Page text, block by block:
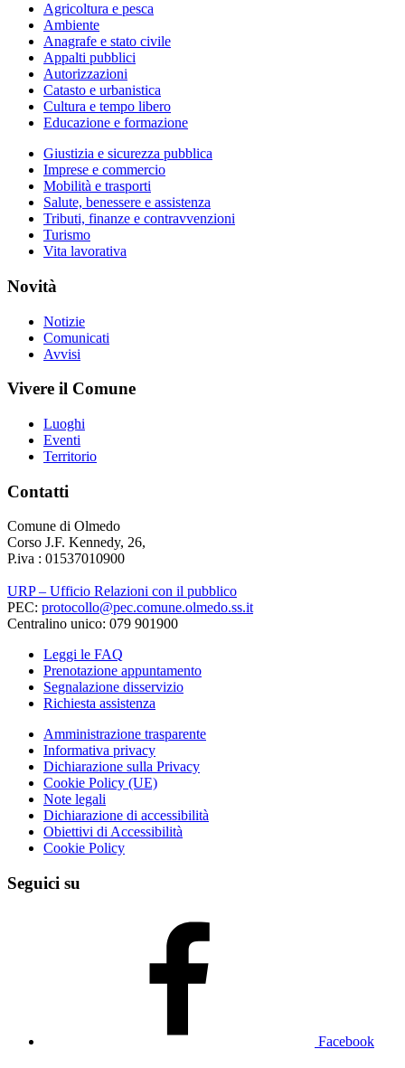
Agricoltura e pesca
Ambiente
Anagrafe e stato civile
Appalti pubblici
Autorizzazioni
Catasto e urbanistica
Cultura e tempo libero
Educazione e formazione
Giustizia e sicurezza pubblica
Imprese e commercio
Mobilità e trasporti
Salute, benessere e assistenza
Tributi, finanze e contravvenzioni
Turismo
Vita lavorativa
Novità
Notizie
Comunicati
Avvisi
Vivere il Comune
Luoghi
Eventi
Territorio
Contatti
Comune di Olmedo
Corso J.F. Kennedy, 26,
P.iva : 01537010900
URP – Ufficio Relazioni con il pubblico
PEC: protocollo@pec.comune.olmedo.ss.it
Centralino unico: 079 901900
Leggi le FAQ
Prenotazione appuntamento
Segnalazione disservizio
Richiesta assistenza
Amministrazione trasparente
Informativa privacy
Dichiarazione sulla Privacy
Cookie Policy (UE)
Note legali
Dichiarazione di accessibilità
Obiettivi di Accessibilità
Cookie Policy
Seguici su
Facebook